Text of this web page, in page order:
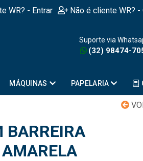
WR? - Entrar Não é cliente WR? -
Suporte via
(32) 98474-
MÁQUINAS PAPELARIA
BARREIRA